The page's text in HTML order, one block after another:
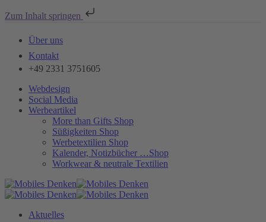
Zum Inhalt springen
Über uns
Kontakt
+49 2331 3751605
Webdesign
Social Media
Werbeartikel
More than Gifts Shop
Süßigkeiten Shop
Werbetextilien Shop
Kalender, Notizbücher …Shop
Workwear & neutrale Textilien
Aktuelles